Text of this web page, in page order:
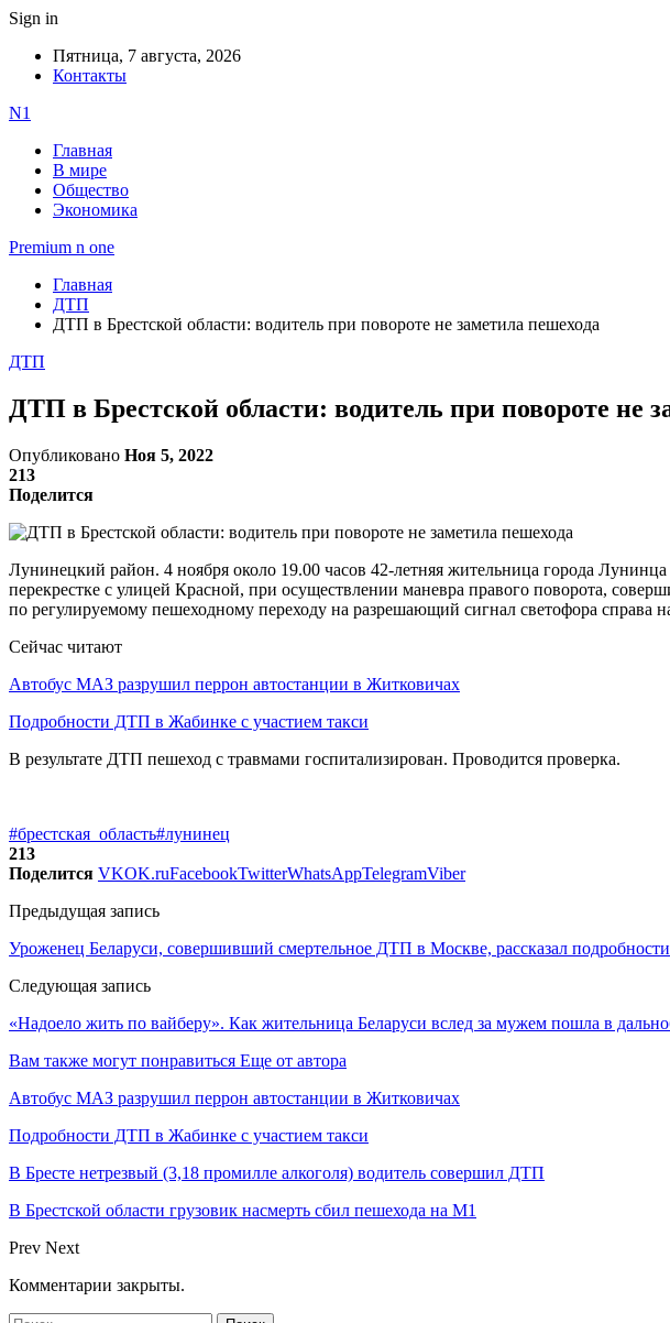
Sign in
Пятница, 7 августа, 2026
Контакты
N1
Главная
В мире
Общество
Экономика
Premium n one
Главная
ДТП
ДТП в Брестской области: водитель при повороте не заметила пешехода
ДТП
ДТП в Брестской области: водитель при повороте не
Опубликовано Ноя 5, 2022
213
Поделится
Лунинецкий район. 4 ноября около 19.00 часов 42-летняя жительница города
перекрестке с улицей Красной, при осуществлении маневра правого поворота,
по регулируемому пешеходному переходу на разрешающий сигнал светофора справа
Сейчас читают
Автобус МАЗ разрушил перрон автостанции в Житковичах
Подробности ДТП в Жабинке с участием такси
В результате ДТП пешеход с травмами госпитализирован. Проводится проверка.
#брестская_область#лунинец
213
Поделится VKOK.ruFacebookTwitterWhatsAppTelegramViber
Предыдущая запись
Уроженец Беларуси, совершивший смертельное ДТП в Москве, рассказал подробности
Следующая запись
«Надоело жить по вайберу». Как жительница Беларуси вслед за мужем пошла в
Вам также могут понравиться Еще от автора
Автобус МАЗ разрушил перрон автостанции в Житковичах
Подробности ДТП в Жабинке с участием такси
В Бресте нетрезвый (3,18 промилле алкоголя) водитель совершил ДТП
В Брестской области грузовик насмерть сбил пешехода на М1
Prev Next
Комментарии закрыты.